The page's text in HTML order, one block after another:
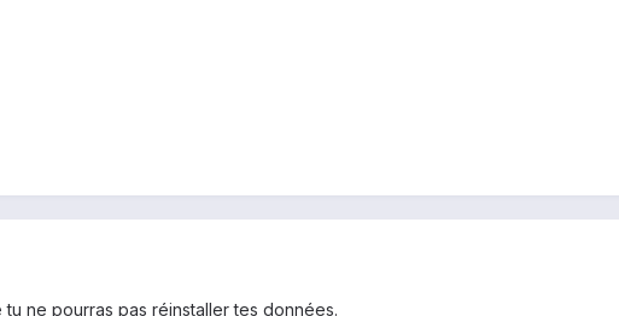
ne pourras pas réinstaller tes données.